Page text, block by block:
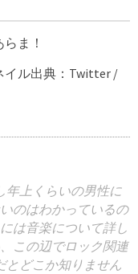
ま！
イル出典：Twitter /
年上くらいの男性に
のはわかっているの
は音楽について詳し
この辺でロック関連
とどこか知りません